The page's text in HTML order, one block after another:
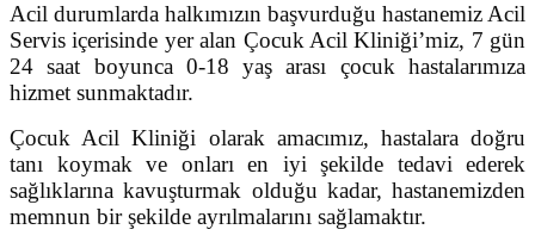
Acil durumlarda halkımızın başvurduğu hastanemiz Acil
Servis içerisinde yer alan Çocuk Acil Kliniği’miz, 7 gün
24 saat boyunca 0-18 yaş arası çocuk hastalarımıza
hizmet sunmaktadır.
Çocuk Acil Kliniği olarak amacımız, hastalara doğru
tanı koymak ve onları en iyi şekilde tedavi ederek
sağlıklarına kavuşturmak olduğu kadar, hastanemizden
memnun bir şekilde ayrılmalarını sağlamaktır.